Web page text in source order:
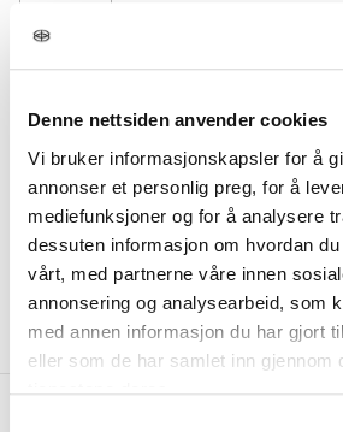
Denne nettsiden anvender cookies
Vi bruker informasjonskapsler for å
annonser et personlig preg, for å
mediefunksjoner og for å analysere
dessuten informasjon om hvordan
vårt, med partnerne våre innen
annonsering og analysearbeid, som
med annen informasjon du har gjort
eller som de har samlet inn gjennom
Bambusa Basics - Vi skaper bare
Bambusa Slim-fit skjorte. En klassisk
raffinerte snitt og sømmer - laget av
bambusviskose. Lettstelt og strykefri,
eksklusive detaljer.